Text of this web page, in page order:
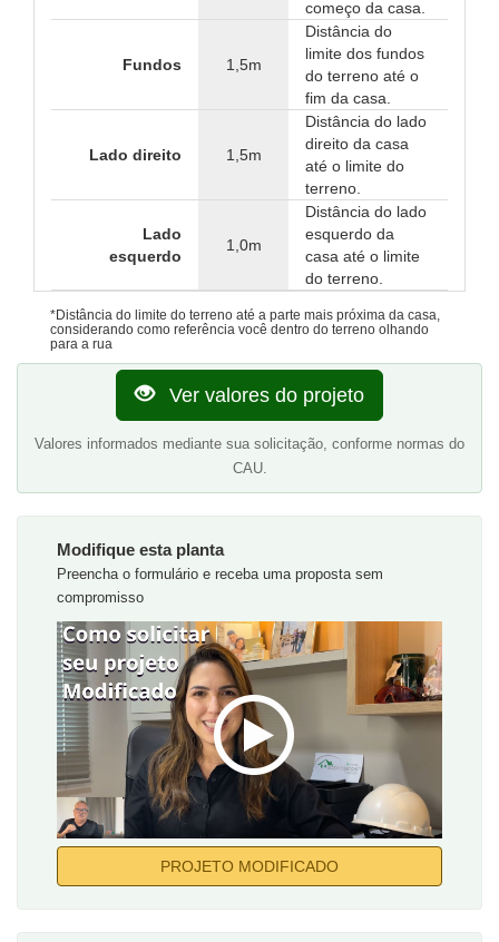
começo da casa.
Fundos 1,5m
Distância do
limite dos fundos
do terreno até o
fim da casa.
Lado direito 1,5m
Distância do lado
direito da casa
até o limite do
terreno.
Lado
esquerdo
1,0m
Distância do lado
esquerdo da
casa até o limite
do terreno.
*Distância do limite do terreno até a parte mais próxima da casa,
considerando como referência você dentro do terreno olhando
para a rua
Ver valores do projeto
Valores informados mediante sua solicitação, conforme normas do
CAU.
Modifique esta planta
Preencha o formulário e receba uma proposta sem
compromisso
PROJETO MODIFICADO